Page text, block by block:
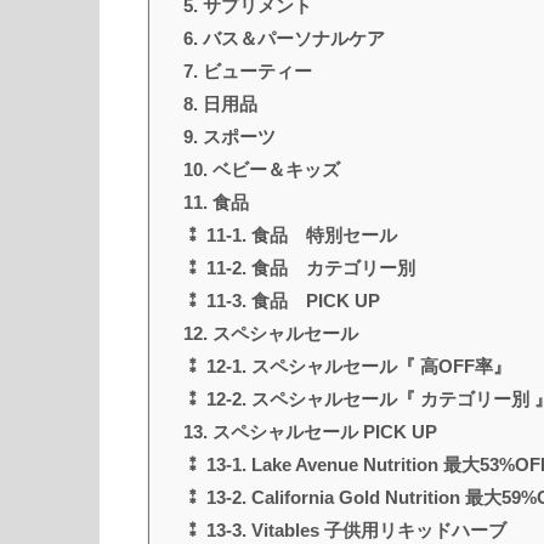
5. サプリメント
6. バス＆パーソナルケア
7. ビューティー
8. 日用品
9. スポーツ
10. ベビー＆キッズ
11. 食品
⁑ 11-1. 食品 特別セール
⁑ 11-2. 食品 カテゴリー別
⁑ 11-3. 食品 PICK UP
12. スペシャルセール
⁑ 12-1. スペシャルセール『 高OFF率』
⁑ 12-2. スペシャルセール『 カテゴリー別 』
13. スペシャルセール PICK UP
⁑ 13-1. Lake Avenue Nutrition 最大
⁑ 13-2. California Gold Nutrition 最大
⁑ 13-3. Vitables 子供用リキッドハーブ